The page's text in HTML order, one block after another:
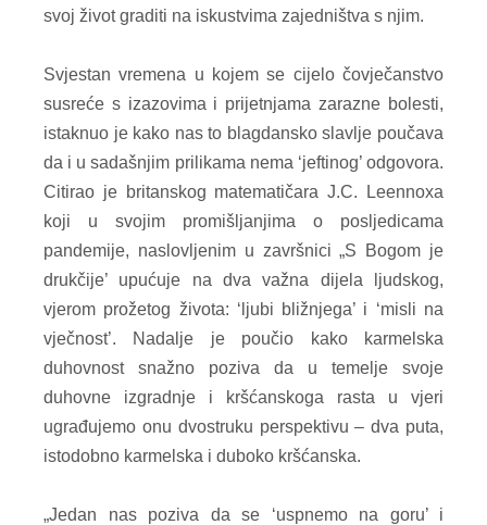
svoj život graditi na iskustvima zajedništva s njim.
Svjestan vremena u kojem se cijelo čovječanstvo
susreće s izazovima i prijetnjama zarazne bolesti,
istaknuo je kako nas to blagdansko slavlje poučava
da i u sadašnjim prilikama nema ‘jeftinog’ odgovora.
Citirao je britanskog matematičara J.C. Leennoxa
koji u svojim promišljanjima o posljedicama
pandemije, naslovljenim u završnici „S Bogom je
drukčije’ upućuje na dva važna dijela ljudskog,
vjerom prožetog života: ‘ljubi bližnjega’ i ‘misli na
vječnost’. Nadalje je poučio kako karmelska
duhovnost snažno poziva da u temelje svoje
duhovne izgradnje i kršćanskoga rasta u vjeri
ugrađujemo onu dvostruku perspektivu – dva puta,
istodobno karmelska i duboko kršćanska.
„Jedan nas poziva da se ‘uspnemo na goru’ i